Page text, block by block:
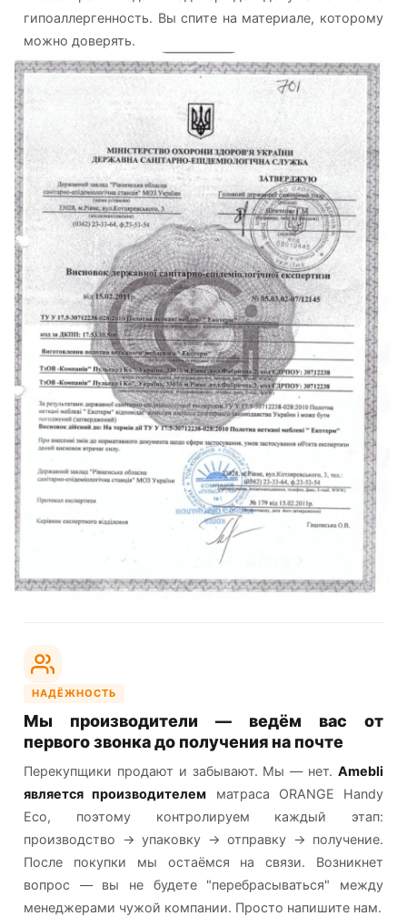
гипоаллергенность. Вы спите на материале, которому
можно доверять.
НАДЁЖНОСТЬ
Мы производители — ведём вас от
первого звонка до получения на почте
Перекупщики продают и забывают. Мы — нет. Amebli
является производителем матраса ORANGE Handy
Eco, поэтому контролируем каждый этап:
производство → упаковку → отправку → получение.
После покупки мы остаёмся на связи. Возникнет
вопрос — вы не будете "перебрасываться" между
менеджерами чужой компании. Просто напишите нам.